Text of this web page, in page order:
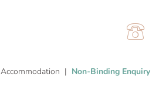
Accommodation Non-Binding Enquiry